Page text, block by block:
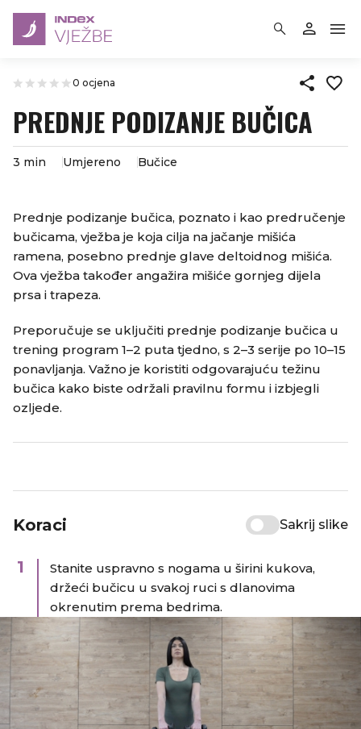
0 ocjena
PREDNJE PODIZANJE BUČICA
3 min Umjereno Bučice
​Prednje podizanje bučica, poznato i kao predručenje
bučicama, vježba je koja cilja na jačanje mišića
ramena, posebno prednje glave deltoidnog mišića.
Ova vježba također angažira mišiće gornjeg dijela
prsa i trapeza.​
Preporučuje se uključiti prednje podizanje bučica u
trening program 1–2 puta tjedno, s 2–3 serije po 10–15
ponavljanja. Važno je koristiti odgovarajuću težinu
bučica kako biste održali pravilnu formu i izbjegli
ozljede.​
Koraci Sakrij slike
1
Stanite uspravno s nogama u širini kukova,
držeći bučicu u svakoj ruci s dlanovima
okrenutim prema bedrima.